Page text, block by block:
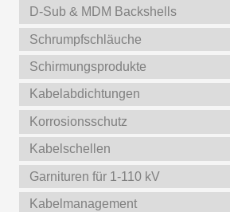
D-Sub & MDM Backshells
Schrumpfschläuche
Schirmungsprodukte
Kabelabdichtungen
Korrosionsschutz
Kabelschellen
Garnituren für 1-110 kV
Kabelmanagement